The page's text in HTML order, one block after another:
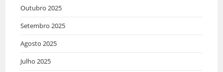
Outubro 2025
Setembro 2025
Agosto 2025
Julho 2025